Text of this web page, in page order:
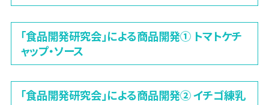
「食品開発研究会」による商品開発① トマトケチ
ャップ・ソース
「食品開発研究会」による商品開発② イチゴ練乳